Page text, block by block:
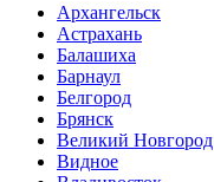
Архангельск
Астрахань
Балашиха
Барнаул
Белгород
Брянск
Великий Новгород
Видное